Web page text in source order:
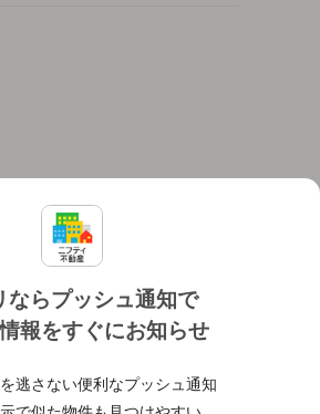
ならプッシュ通知で
報をすぐにお知らせ
逃さない便利なプッシュ通知
保護ポリシー 利用規約
お問い合わせ 採用情報